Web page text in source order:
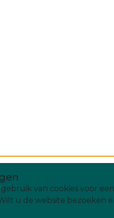
van cookies voor
u de website bezoeken